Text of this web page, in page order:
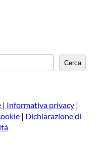
Cerca
| Informativa privacy|
| Dichiarazione di